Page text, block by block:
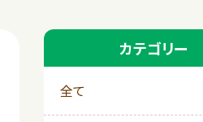
カテゴリー
全て